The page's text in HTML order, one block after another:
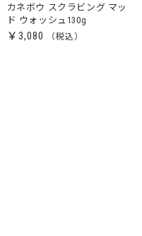
カネボウ スクラビング マッ
ド ウォッシュ130g
￥3,080